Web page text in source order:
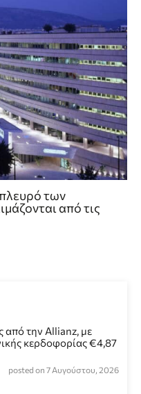
των
από τις
από την Allianz, με
κερδοφορίας €4,87
posted on 7 Αυγούστου, 2026